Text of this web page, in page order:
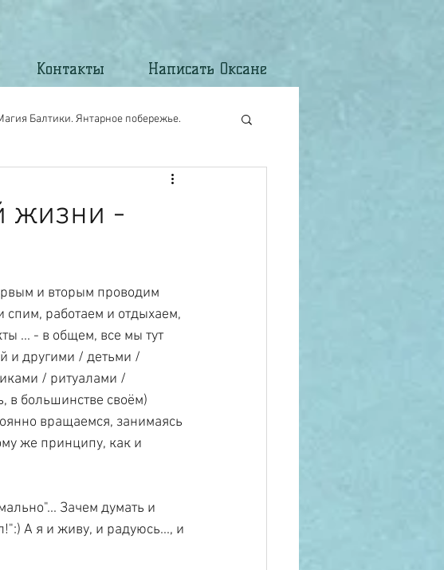
Контакты Написать Оксане
Балтики. Янтарное побережье.
жизни -
и вторым проводим
спим, работаем и отдыхаем,
... - в общем, все мы тут
и другими / детьми /
/ ритуалами /
в большинстве своём)
вращаемся, занимаясь
же принципу, как и
Зачем думать и
А я и живу, и радуюсь..., и